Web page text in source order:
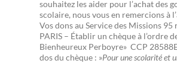
souhaitez les aider pour l’achat des
scolaire, nous vous en remercions à
Vos dons au Service des Missions 95
PARIS – Établir un chèque à l’ordre
Bienheureux Perboyre» CCP
dos du chèque : »Pour une scolarité et